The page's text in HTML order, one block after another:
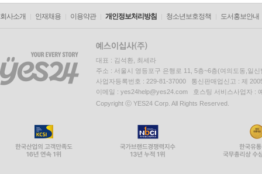
회사소개 인재채용 이용약관 개인정보처리방침 청소년보호정책 도서홍보안내
대표 : 김석환, 최세라
주소 : 서울시 영등포구 은행로 11, 5층~6층(여의도동,일신
사업자등록번호 : 229-81-37000 통신판매업신고 : 제
이메일 : yes24help@yes24.com 호스팅 서비스사업자 :
Copyright ⓒ YES24 Corp. All Rights Reserved.